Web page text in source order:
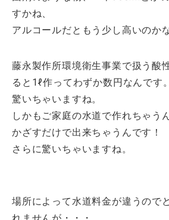
すかね、
アルコールだともう少し高いのか
藤永製作所環境衛生事業で扱う酸
ると1ℓ作ってわずか数円なんです。
驚いちゃいますね。
しかもご家庭の水道で作れちゃう
かざすだけで出来ちゃうんです！
さらに驚いちゃいますね。
場所によって水道料金が違うので